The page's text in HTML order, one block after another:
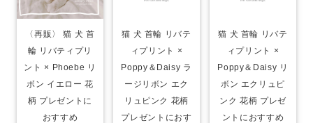
〈再販〉 猫 犬 首
輪 リバティプリ
ント × Phoebe リ
ボン イエロー 花
柄 プレゼントに
おすすめ
猫 犬 首輪 リバテ
ィプリント ×
Poppy＆Daisy ラ
ージリボン エク
リュピンク 花柄
プレゼントにおす
猫 犬 首輪 リバテ
ィプリント ×
Poppy＆Daisy リ
ボン エクリュピ
ンク 花柄 プレゼ
ントにおすすめ